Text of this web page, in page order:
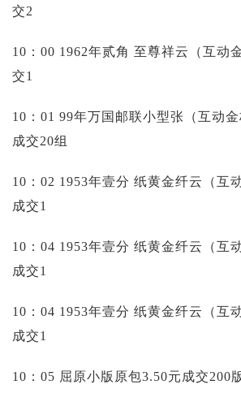
交2
10：00 1962年贰角 至尊祥云（互动
交1
10：01 99年万国邮联小型张（互动
成交20组
10：02 1953年壹分 纸黄金纤云（互
成交1
10：04 1953年壹分 纸黄金纤云（互
成交1
10：04 1953年壹分 纸黄金纤云（互
成交1
10：05 屈原小版原包3.50元成交200